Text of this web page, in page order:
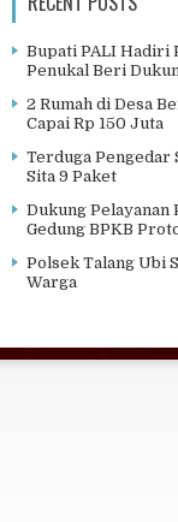
Bupati PALI Hadiri
Penukal Beri
2 Rumah di Desa
Capai Rp 150 Juta
Terduga Pengedar
Sita 9 Paket
Dukung Pelayanan
Gedung BPKB
Polsek Talang Ubi
Warga